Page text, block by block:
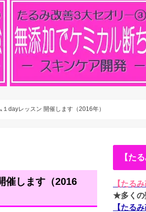
dayレッスン 開催します（2016年）
催します（2016
【た
【たる
★多くの
【たる